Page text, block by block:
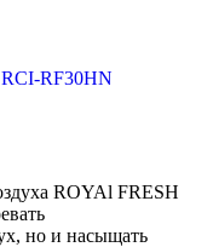
RF30HN
ROYAl FRESH
но и насыщать